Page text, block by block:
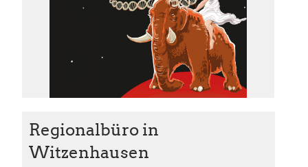
Regionalbüro in
Witzenhausen